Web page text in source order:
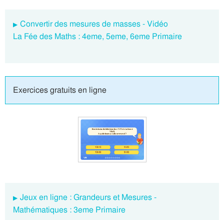
Convertir des mesures de masses - Vidéo
La Fée des Maths : 4eme, 5eme, 6eme Primaire
Exercices gratuits en ligne
Jeux en ligne : Grandeurs et Mesures -
Mathématiques : 3eme Primaire